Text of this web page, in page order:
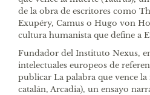
de la obra de escritores como
Exupéry, Camus o Hugo von
cultura humanista que define a
Fundador del Instituto Nexus,
intelectuales europeos de
publicar La palabra que vence
catalán, Arcadia), un ensayo